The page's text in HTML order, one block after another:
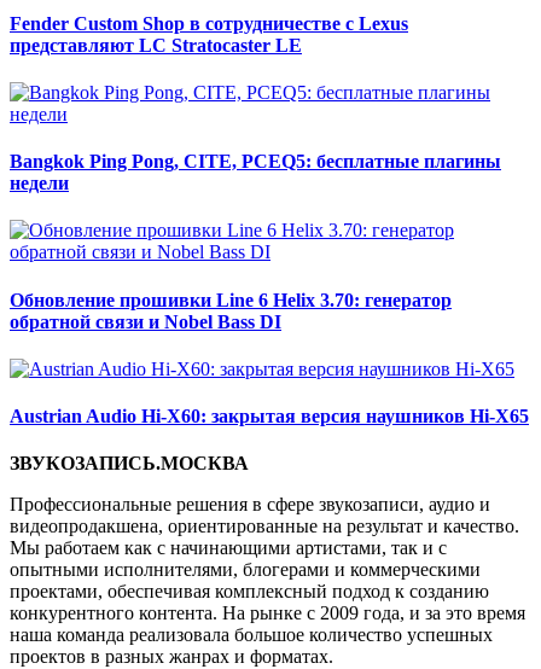
Fender Custom Shop в сотрудничестве с Lexus
представляют LC Stratocaster LE
Bangkok Ping Pong, CITE, PCEQ5: бесплатные плагины
недели
Обновление прошивки Line 6 Helix 3.70: генератор
обратной связи и Nobel Bass DI
Austrian Audio Hi-X60: закрытая версия наушников Hi-X65
ЗВУКОЗАПИСЬ.МОСКВА
Профессиональные решения в сфере звукозаписи, аудио и
видеопродакшена, ориентированные на результат и качество.
Мы работаем как с начинающими артистами, так и с
опытными исполнителями, блогерами и коммерческими
проектами, обеспечивая комплексный подход к созданию
конкурентного контента. На рынке с 2009 года, и за это время
наша команда реализовала большое количество успешных
проектов в разных жанрах и форматах.